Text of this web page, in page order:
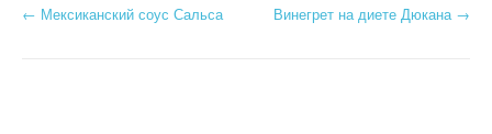
Н
← Мексиканский соус Сальса Винегрет на диете Дюкана →